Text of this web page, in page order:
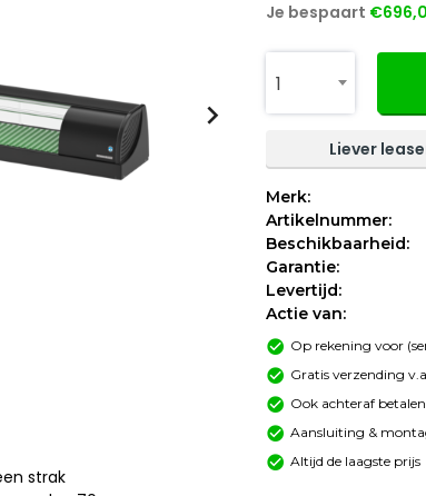
strak
Je bespaart
1
Liever
Merk:
Artikelnummer:
Beschikbaarheid:
Garantie:
Levertijd:
Actie van:
Op rekening voor
Gratis verzending
Ook achteraf betalen
Aansluiting &
Altijd de laagste prijs